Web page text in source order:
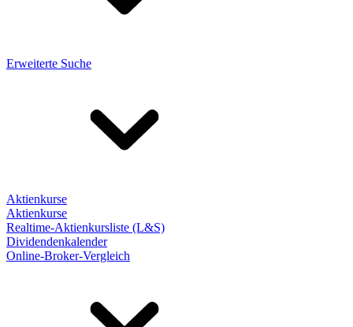
Erweiterte Suche
Aktienkurse
Aktienkurse
Realtime-Aktienkursliste (L&S)
Dividendenkalender
Online-Broker-Vergleich